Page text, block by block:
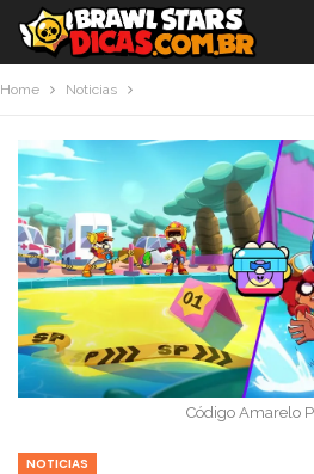
Home Noticias
Código Amarelo
NOTICIAS